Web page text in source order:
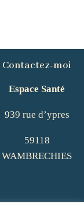
Contactez-moi
Espace Santé
939 rue d’ypres
59118
WAMBRECHIES